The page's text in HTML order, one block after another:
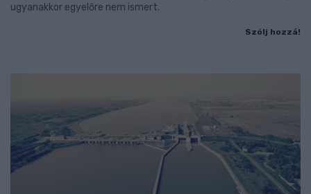
ugyanakkor egyelőre nem ismert.
Szólj hozzá!